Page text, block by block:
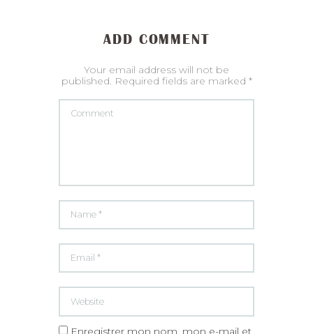
ADD COMMENT
Your email address will not be
published. Required fields are marked *
Enregistrer mon nom, mon e-mail et